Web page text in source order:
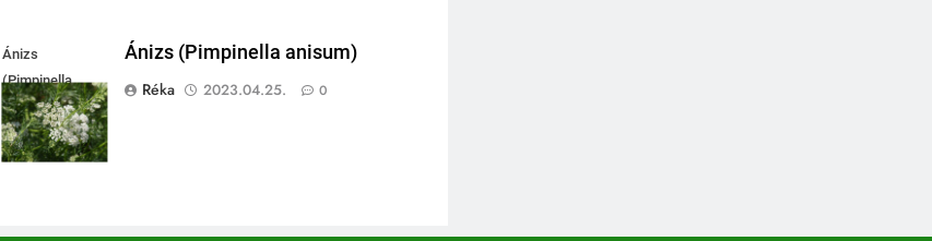
Ánizs
(Pimpinella
anisum)
Ánizs (Pimpinella anisum)
Réka
2023.04.25. 0